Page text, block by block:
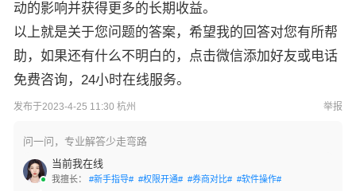
动的影响并获得更多的长期收益。
以上就是关于您问题的答案，希望我的回答对您有所帮
助，如果还有什么不明白的，点击微信添加好友或电话
免费咨询，24小时在线服务。
发布于2023-4-25 11:30 杭州 举报
问一问，专业解答少走弯路
当前我在线
我擅长： #新手指导# #权限开通# #券商对比# #软件操作#